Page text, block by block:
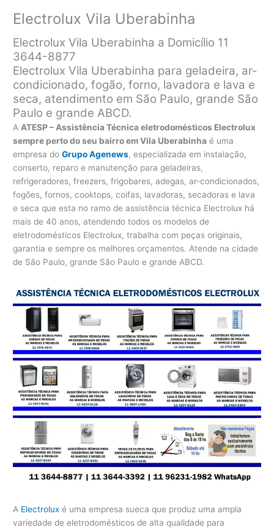
Electrolux Vila Uberabinha
Electrolux Vila Uberabinha a Domicílio 11
3644-8877
Electrolux Vila Uberabinha para geladeira, ar-
condicionado, fogão, forno, lavadora e lava e
seca, atendimento em São Paulo, grande São
Paulo e grande ABCD.
A ATESP – Assistência Técnica eletrodomésticos Electrolux
sempre perto do seu bairro em Vila Uberabinha é uma
empresa doGrupo Agenews, especializada em instalação,
conserto, reparo e manutenção para geladeiras,
refrigeradores, freezers, frigobares, adegas, ar-condicionados,
fogões, fornos, cooktops, coifas, lavadoras, secadoras e lava
e seca que esta no ramo de assistência técnica Electrolux há
mais de 40 anos, atendendo todos os modelos de
eletrodomésticos Electrolux, trabalha com peças originais,
garantia e sempre os melhores orçamentos. Atende na cidade
de São Paulo, grande São Paulo e grande ABCD.
A Electrolux é uma empresa sueca que produz uma ampla
variedade de eletrodomésticos de alta qualidade para